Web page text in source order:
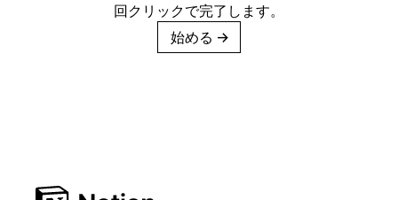
回クリックで完了します。
始める →